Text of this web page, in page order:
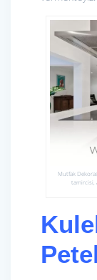
Mutfak
tamircisi,